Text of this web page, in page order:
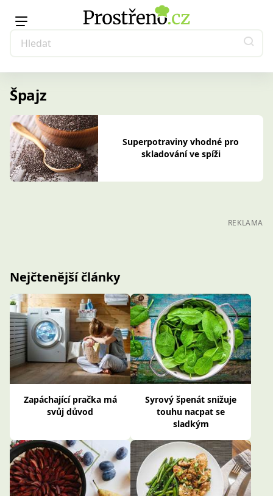
Špajz
Superpotraviny vhodné pro
skladování ve spíži
REKLAMA
Nejčtenější články
Zapáchající pračka má
svůj důvod
Syrový špenát snižuje
touhu nacpat se
sladkým